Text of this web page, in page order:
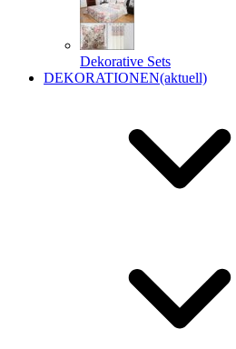
Dekorative Sets
DEKORATIONEN(aktuell)